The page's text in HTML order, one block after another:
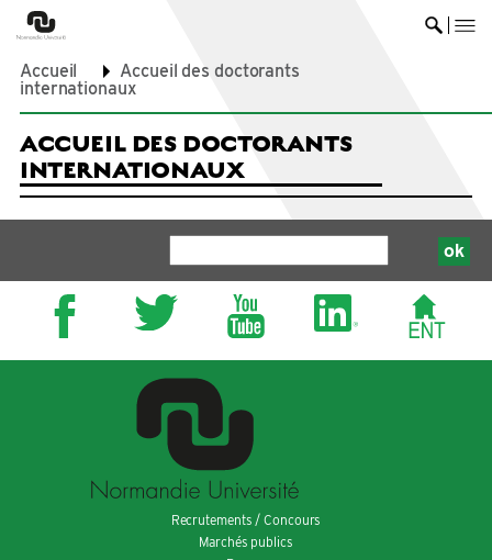
Accueil
Accueil des doctorants
internationaux
ACCUEIL DES DOCTORANTS
INTERNATIONAUX
Recrutements / Concours
Marchés publics